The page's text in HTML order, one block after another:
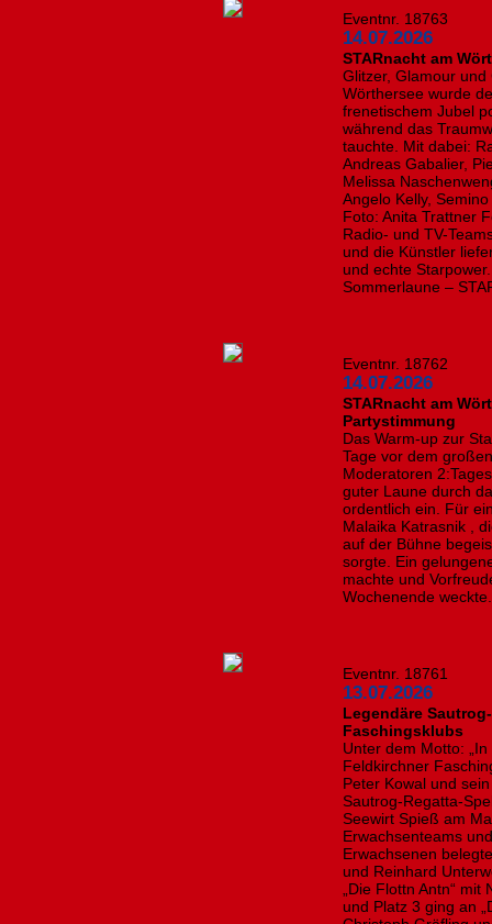
Eventnr. 18763
14.07.2026
STARnacht am
Glitzer, Glamour
Wörthersee wurde
frenetischem Jubel
während das
tauchte. Mit dabei:
Andreas Gabalier,
Melissa
Angelo Kelly,
Foto: Anita Trattner
Radio- und TV-
und die Künstler
und echte
Sommerlaune –
Eventnr. 18762
14.07.2026
STARnacht am
Partystimmung
Das Warm-up zur
Tage vor dem
Moderatoren
guter Laune durch
ordentlich ein. Für
Malaika Katrasnik ,
auf der Bühne
sorgte. Ein
machte und
Wochenende
Eventnr. 18761
13.07.2026
Legendäre
Faschingsklubs
Unter dem Motto:
Feldkirchner
Peter Kowal und
Sautrog-Regatta-
Seewirt Spieß am
Erwachsenteams
Erwachsenen
und Reinhard
„Die Flottn Antn“
und Platz 3 ging an